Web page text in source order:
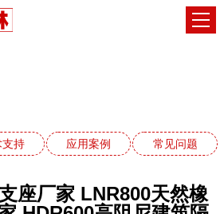
支持 应用案例 常见问题
座厂家 LNR800天然橡